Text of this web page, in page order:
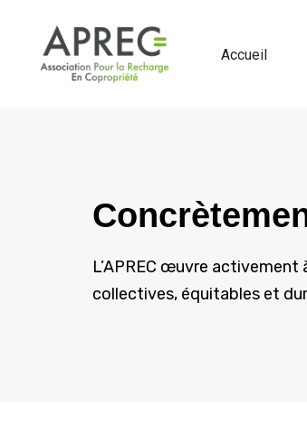
Accueil
L’APREC œuvre
collectives, équitables et